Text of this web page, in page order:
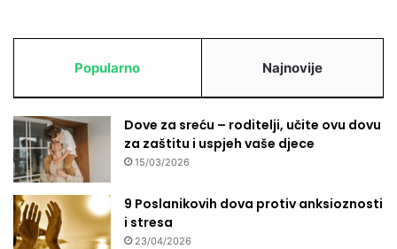
Popularno Najnovije
Dove za sreću – roditelji, učite ovu dovu
za zaštitu i uspjeh vaše djece
15/03/2026
9 Poslanikovih dova protiv anksioznosti
i stresa
23/04/2026